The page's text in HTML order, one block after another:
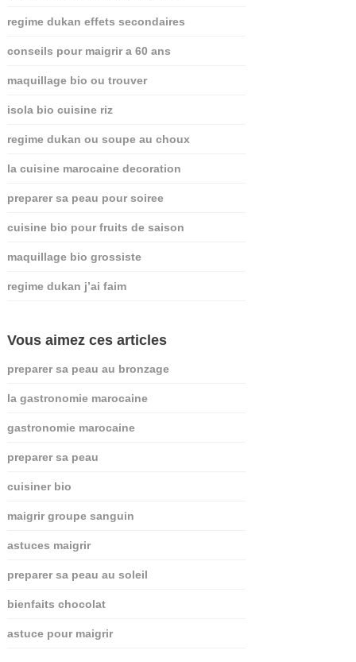
regime dukan effets secondaires
conseils pour maigrir a 60 ans
maquillage bio ou trouver
isola bio cuisine riz
regime dukan ou soupe au choux
la cuisine marocaine decoration
preparer sa peau pour soiree
cuisine bio pour fruits de saison
maquillage bio grossiste
regime dukan j’ai faim
Vous aimez ces articles
preparer sa peau au bronzage
la gastronomie marocaine
gastronomie marocaine
preparer sa peau
cuisiner bio
maigrir groupe sanguin
astuces maigrir
preparer sa peau au soleil
bienfaits chocolat
astuce pour maigrir